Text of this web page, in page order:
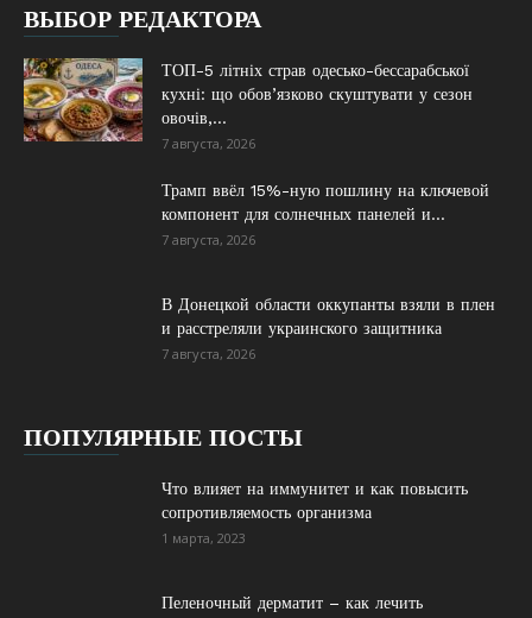
ВЫБОР РЕДАКТОРА
ТОП-5 літніх страв одесько-бессарабської
кухні: що обов’язково скуштувати у сезон
овочів,...
7 августа, 2026
Трамп ввёл 15%-ную пошлину на ключевой
компонент для солнечных панелей и...
7 августа, 2026
В Донецкой области оккупанты взяли в плен
и расстреляли украинского защитника
7 августа, 2026
ПОПУЛЯРНЫЕ ПОСТЫ
Что влияет на иммунитет и как повысить
сопротивляемость организма
1 марта, 2023
Пеленочный дерматит – как лечить